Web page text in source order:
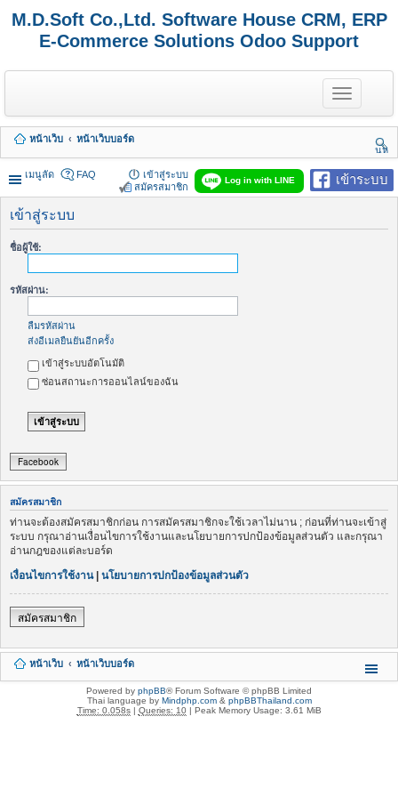
M.D.Soft Co.,Ltd. Software House CRM, ERP
E-Commerce Solutions Odoo Support
T
o
g
e
n
a
v
g
หน้าเว็บ
หน้าเว็บบอร์ด
นห
า
เมนูลัด
เข้าระบบ
Log in with LINE
FAQ
เข้าสู่ระบบ
สมัครสมาชิก
เข้าสู่ระบบ
ชื่อผู้ใช้:
รหัสผ่าน:
ลืมรหัสผ่าน
ส่งอีเมลยืนยันอีกครั้ง
เข้าสู่ระบบอัตโนมัติ
ซ่อนสถานะการออนไลน์ของฉัน
Facebook
สมัครสมาชิก
ท่านจะต้องสมัครสมาชิกก่อน การสมัครสมาชิกจะใช้เวลาไม่นาน ; ก่อนที่ท่านจะเข้าสู่
ระบบ กรุณาอ่านเงื่อนไขการใช้งานและนโยบายการปกป้องข้อมูลส่วนตัว และกรุณา
อ่านกฎของแต่ละบอร์ด
เงื่อนไขการใช้งาน| นโยบายการปกป้องข้อมูลส่วนตัว
สมัครสมาชิก
หน้าเว็บ หน้าเว็บบอร์ด
Powered by phpBB® Forum Software © phpBB Limited
Thai language by Mindphp.com& phpBBThailand.com
Time: 0.058s| Queries: 10| Peak Memory Usage: 3.61 MiB